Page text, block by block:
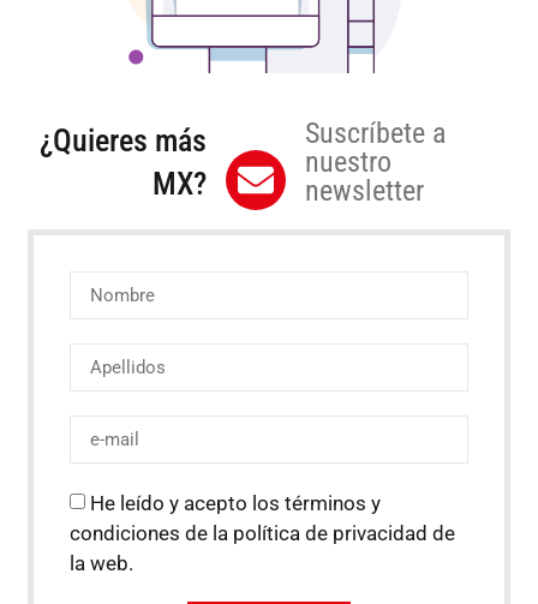
¿Quieres más
MX?
Suscríbete a
nuestro
newsletter
He leído y acepto los términos y
condiciones de la política de privacidad de
la web.